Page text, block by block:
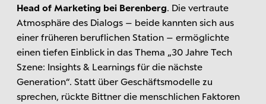
Head of Marketing bei Berenberg . Die vertraute
Atmosphäre des Dialogs – beide kannten sich aus
einer früheren beruflichen Station – ermöglichte
einen tiefen Einblick in das Thema „30 Jahre Tech
Szene: Insights & Learnings für die nächste
Generation“. Statt über Geschäftsmodelle zu
sprechen, rückte Bittner die menschlichen Faktoren